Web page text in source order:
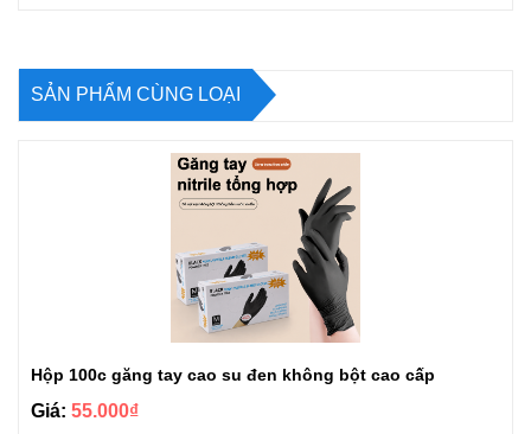
SẢN PHẨM CÙNG LOẠI
Hộp 100c găng tay cao su đen không bột cao cấp
Giá: 55.000₫